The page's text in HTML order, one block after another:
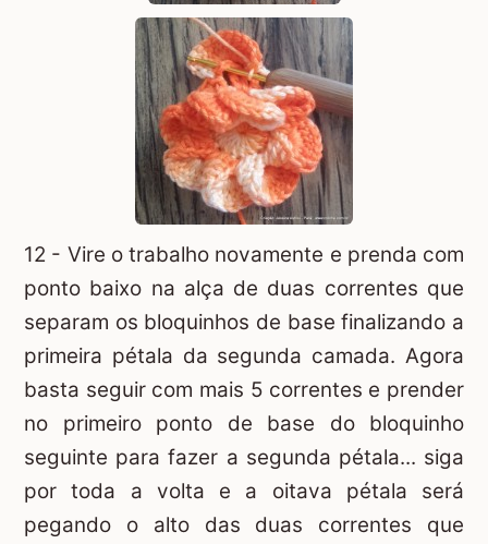
12 - Vire o trabalho novamente e prenda com
ponto baixo na alça de duas correntes que
separam os bloquinhos de base finalizando a
primeira pétala da segunda camada. Agora
basta seguir com mais 5 correntes e prender
no primeiro ponto de base do bloquinho
seguinte para fazer a segunda pétala... siga
por toda a volta e a oitava pétala será
pegando o alto das duas correntes que